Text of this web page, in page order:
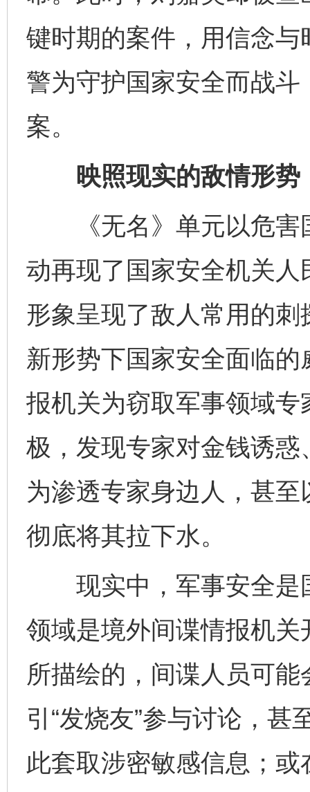
键时期的案件，用信念
警为守护国家安全而战
案。
映照现实的敌情形势
《无名》单元以危害
动再现了国家安全机关
形象呈现了敌人常用的
新形势下国家安全面临
报机关为窃取军事领域
极，发现专家对金钱诱
为渗透专家身边人，甚
彻底将其拉下水。
现实中，军事安全是
领域是境外间谍情报机
所描绘的，间谍人员可
引“发烧友”参与讨论，甚
此套取涉密敏感信息；